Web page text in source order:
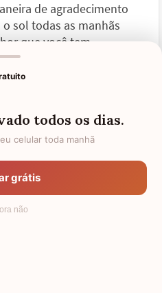
de agradecimento
sol todas as manhãs
que você tem
brilhar
caminho
de um novo amanhecer!
todos os dias.
celular toda manhã
grátis
não